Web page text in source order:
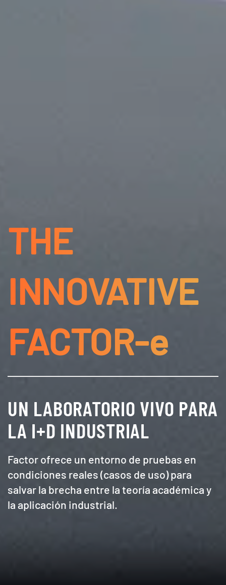
THE
INNOVATIVE
FACTOR-e
UN LABORATORIO VIVO PARA
LA I+D INDUSTRIAL
Factor ofrece un entorno de pruebas en
condiciones reales (casos de uso) para
salvar la brecha entre la teoría académica y
la aplicación industrial.